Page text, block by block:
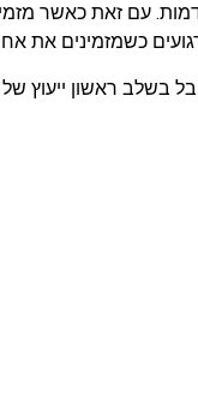
כשמזמינים את
ראשון ייעוץ של